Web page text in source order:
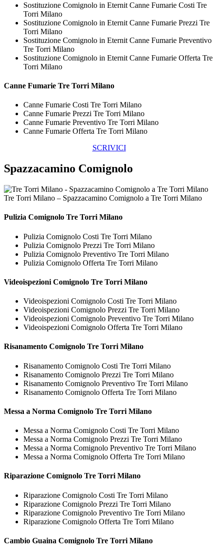
Sostituzione Comignolo in Eternit Canne Fumarie Costi Tre
Torri Milano
Sostituzione Comignolo in Eternit Canne Fumarie Prezzi Tre
Torri Milano
Sostituzione Comignolo in Eternit Canne Fumarie Preventivo
Tre Torri Milano
Sostituzione Comignolo in Eternit Canne Fumarie Offerta Tre
Torri Milano
Canne Fumarie Tre Torri Milano
Canne Fumarie Costi Tre Torri Milano
Canne Fumarie Prezzi Tre Torri Milano
Canne Fumarie Preventivo Tre Torri Milano
Canne Fumarie Offerta Tre Torri Milano
SCRIVICI
Spazzacamino Comignolo
Tre Torri Milano – Spazzacamino Comignolo a Tre Torri Milano
Pulizia Comignolo Tre Torri Milano
Pulizia Comignolo Costi Tre Torri Milano
Pulizia Comignolo Prezzi Tre Torri Milano
Pulizia Comignolo Preventivo Tre Torri Milano
Pulizia Comignolo Offerta Tre Torri Milano
Videoispezioni Comignolo Tre Torri Milano
Videoispezioni Comignolo Costi Tre Torri Milano
Videoispezioni Comignolo Prezzi Tre Torri Milano
Videoispezioni Comignolo Preventivo Tre Torri Milano
Videoispezioni Comignolo Offerta Tre Torri Milano
Risanamento Comignolo Tre Torri Milano
Risanamento Comignolo Costi Tre Torri Milano
Risanamento Comignolo Prezzi Tre Torri Milano
Risanamento Comignolo Preventivo Tre Torri Milano
Risanamento Comignolo Offerta Tre Torri Milano
Messa a Norma Comignolo Tre Torri Milano
Messa a Norma Comignolo Costi Tre Torri Milano
Messa a Norma Comignolo Prezzi Tre Torri Milano
Messa a Norma Comignolo Preventivo Tre Torri Milano
Messa a Norma Comignolo Offerta Tre Torri Milano
Riparazione Comignolo Tre Torri Milano
Riparazione Comignolo Costi Tre Torri Milano
Riparazione Comignolo Prezzi Tre Torri Milano
Riparazione Comignolo Preventivo Tre Torri Milano
Riparazione Comignolo Offerta Tre Torri Milano
Cambio Guaina Comignolo Tre Torri Milano